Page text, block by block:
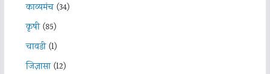
काव्यमंच(34)
कृषी(85)
चावडी(1)
जिज्ञासा(12)